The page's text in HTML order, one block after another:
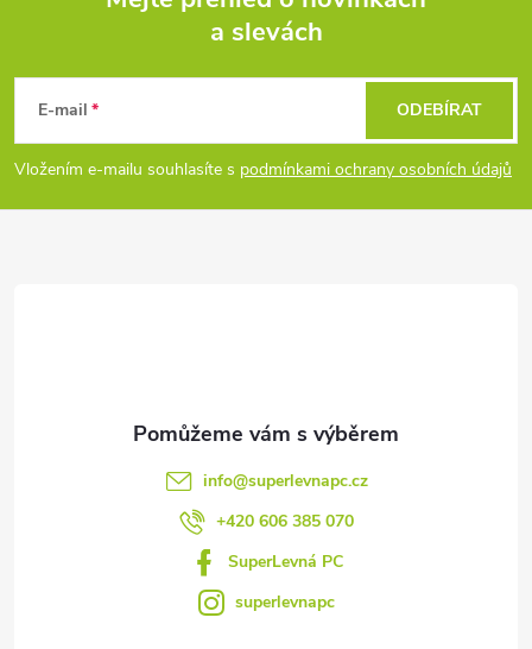
p
a
a slevách
E-mail
Vložením e-mailu souhlasíte s podmínkami ochrany osobních údajů
ODEBÍRAT
info@superlevnapc.cz
+420 606 385 070
SuperLevná PC
superlevnapc